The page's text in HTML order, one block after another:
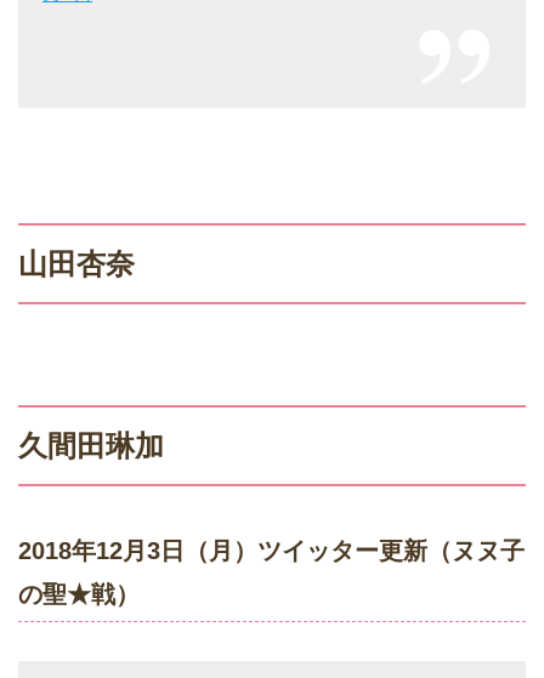
山田杏奈
久間田琳加
2018年12月3日（月）ツイッター更新（ヌヌ子
の聖★戦）